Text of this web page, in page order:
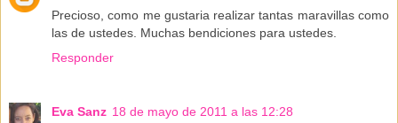
Precioso, como me gustaria realizar tantas maravillas como
las de ustedes. Muchas bendiciones para ustedes.
Responder
Eva Sanz 18 de mayo de 2011 a las 12:28